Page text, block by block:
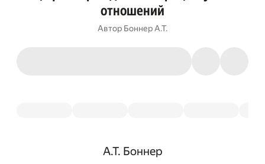
отношений
Автор Боннер А.Т.
А.Т. Боннер